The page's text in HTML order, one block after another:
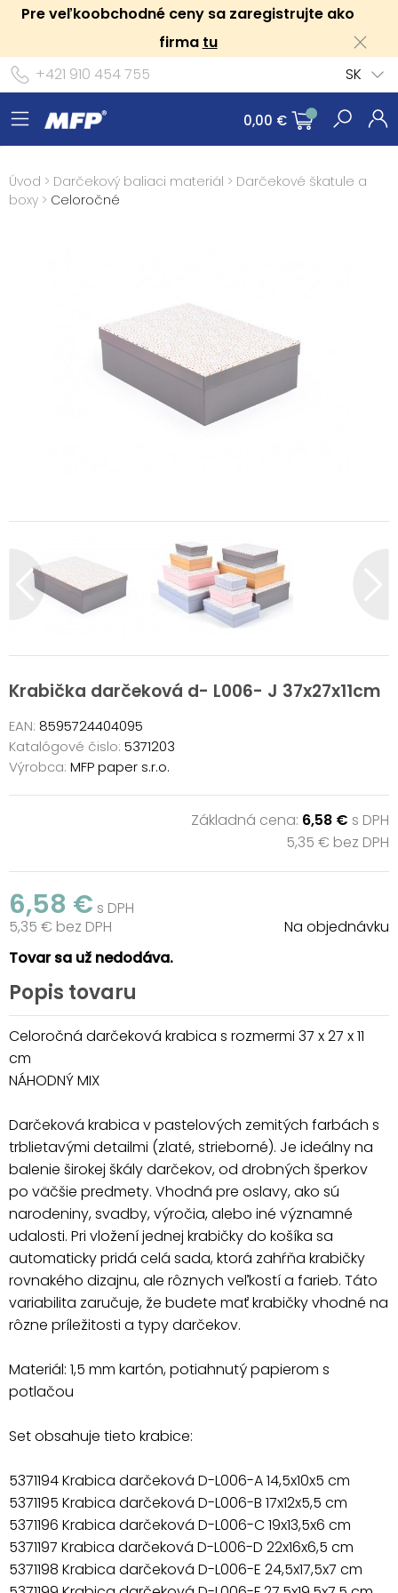
Pre veľkoobchodné ceny sa zaregistrujte ako
firma tu
+421 910 454 755
SK
0,00 €
Úvod > Darčekový baliaci materiál > Darčekové škatule a
boxy > Celoročné
Krabička darčeková d- L006- J 37x27x11cm
EAN: 8595724404095
Katalógové čislo: 5371203
Výrobca: MFP paper s.r.o.
Základná cena: 6,58 € s DPH
5,35 € bez DPH
6,58 € s DPH
5,35 € bez DPH
Na objednávku
Tovar sa už nedodáva.
Popis tovaru
Celoročná darčeková krabica s rozmermi 37 x 27 x 11
cm
NÁHODNÝ MIX
Darčeková krabica v pastelových zemitých farbách s
trblietavými detailmi (zlaté, strieborné). Je ideálny na
balenie širokej škály darčekov, od drobných šperkov
po väčšie predmety. Vhodná pre oslavy, ako sú
narodeniny, svadby, výročia, alebo iné významné
udalosti. Pri vložení jednej krabičky do košíka sa
automaticky pridá celá sada, ktorá zahŕňa krabičky
rovnakého dizajnu, ale rôznych veľkostí a farieb. Táto
variabilita zaručuje, že budete mať krabičky vhodné na
rôzne príležitosti a typy darčekov.
Materiál: 1,5 mm kartón, potiahnutý papierom s
potlačou
Set obsahuje tieto krabice:
5371194 Krabica darčeková D-L006-A 14,5x10x5 cm
5371195 Krabica darčeková D-L006-B 17x12x5,5 cm
5371196 Krabica darčeková D-L006-C 19x13,5x6 cm
5371197 Krabica darčeková D-L006-D 22x16x6,5 cm
5371198 Krabica darčeková D-L006-E 24,5x17,5x7 cm